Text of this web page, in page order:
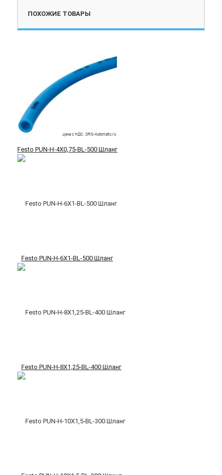
ПОХОЖИЕ ТОВАРЫ
Festo PUN-H-4X0,75-BL-500 Шланг
Festo PUN-H-6X1-BL-500 Шланг
Festo PUN-H-8X1,25-BL-400 Шланг